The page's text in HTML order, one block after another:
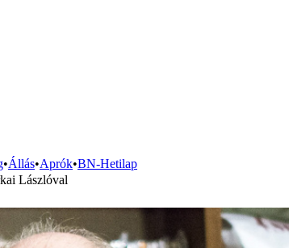
•Állás•Aprók•BN-Hetilap
Lászlóval